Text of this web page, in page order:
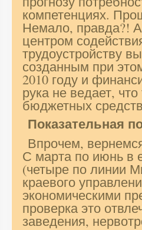
компетенциях.
Немало, правда?!
центром
трудоустройству
созданным при
2010 году и
рука не ведает,
бюджетных
Показательная
Впрочем,
С марта по июнь в
(четыре по линии
краевого
экономическими
проверка это
заведения,